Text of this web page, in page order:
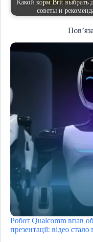
Какой корм Brit выбрать
советы и
Робот Qualcomm впав
презентації: відео